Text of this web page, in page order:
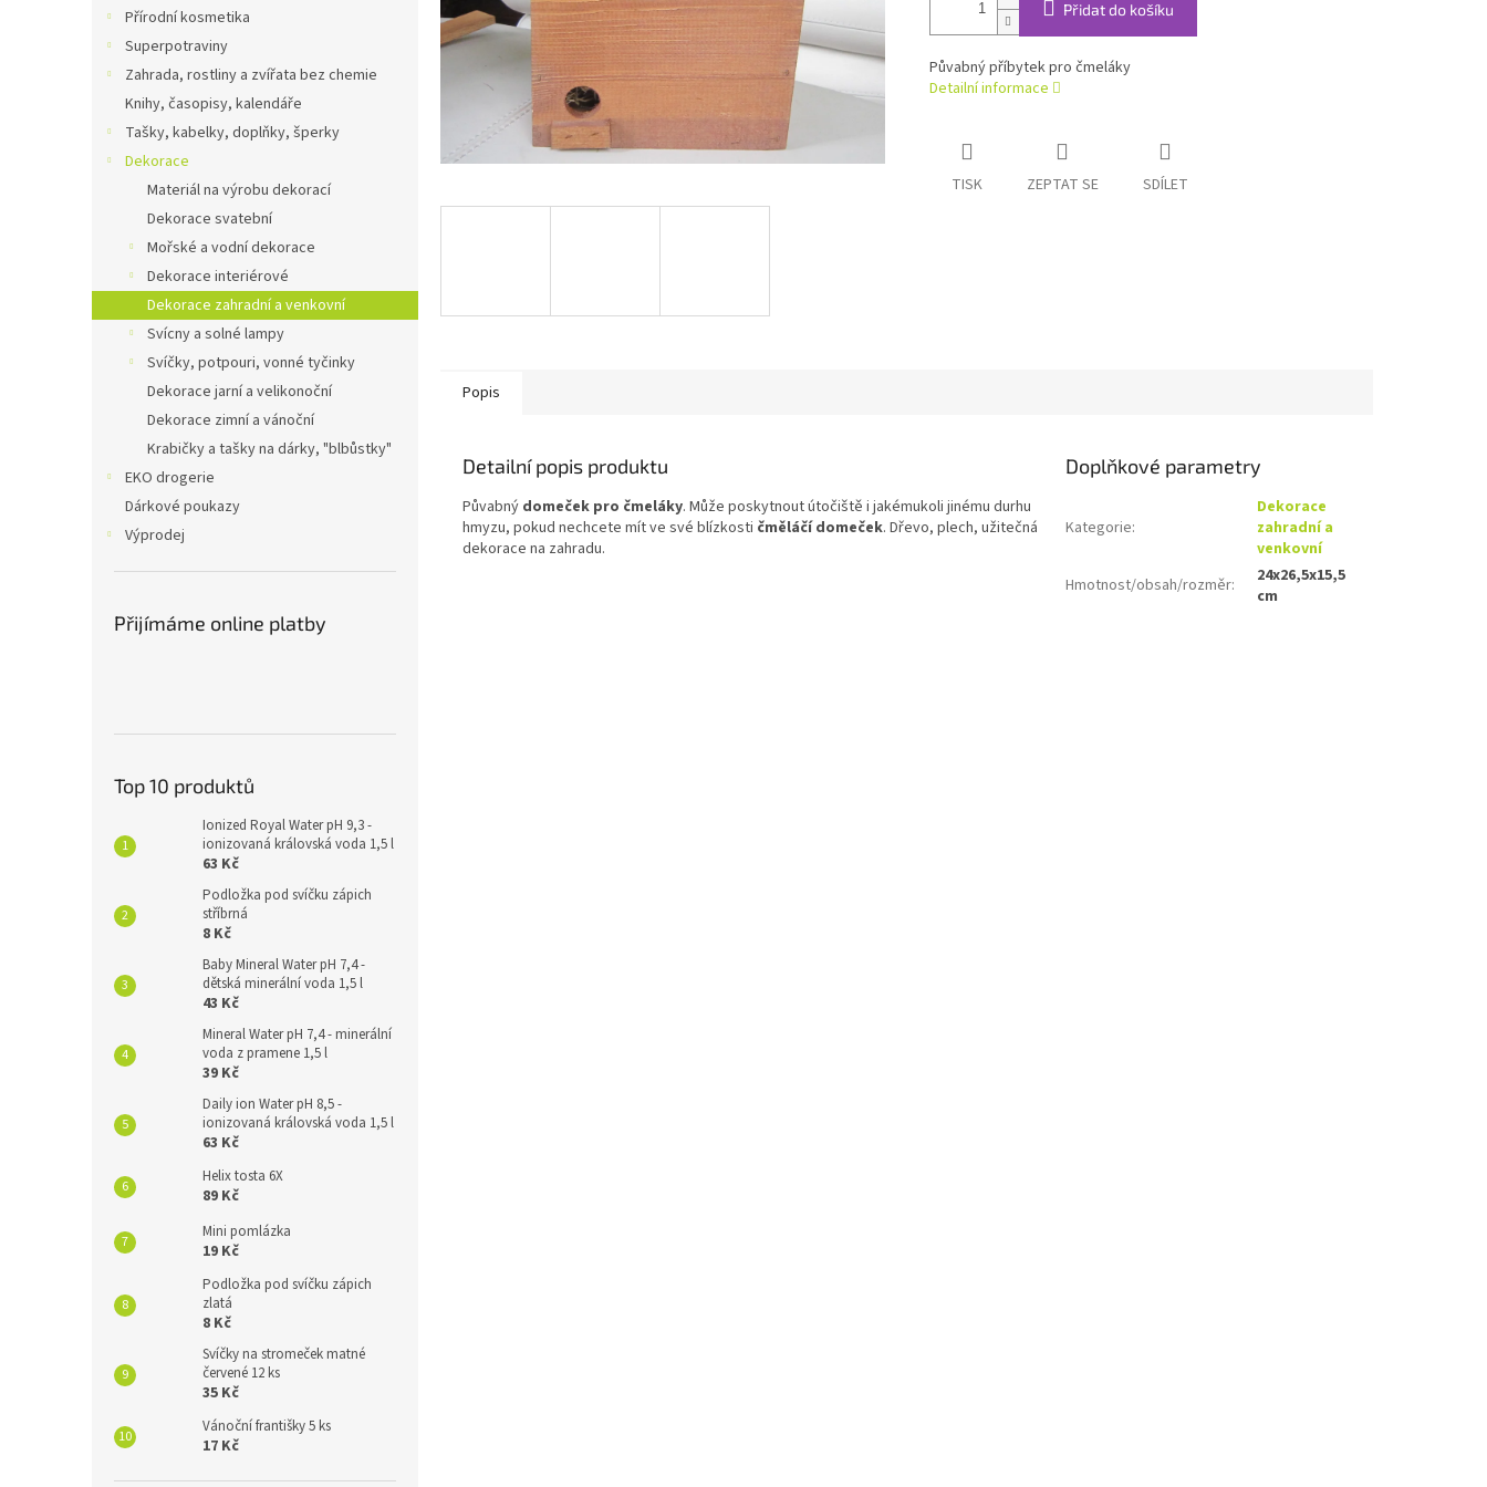
Přírodní kosmetika
Superpotraviny
Zahrada, rostliny a zvířata bez chemie
Knihy, časopisy, kalendáře
Tašky, kabelky, doplňky, šperky
Dekorace
Materiál na výrobu dekorací
Dekorace svatební
Mořské a vodní dekorace
Dekorace interiérové
Dekorace zahradní a venkovní
Svícny a solné lampy
Svíčky, potpouri, vonné tyčinky
Dekorace jarní a velikonoční
Dekorace zimní a vánoční
Krabičky a tašky na dárky, "blbůstky"
EKO drogerie
Dárkové poukazy
Výprodej
Přijímáme online platby
Top 10 produktů
Ionized Royal Water pH 9,3 -
ionizovaná královská voda 1,5 l
63 Kč
Podložka pod svíčku zápich
stříbrná
8 Kč
Baby Mineral Water pH 7,4 -
dětská minerální voda 1,5 l
43 Kč
Mineral Water pH 7,4 - minerální
voda z pramene 1,5 l
39 Kč
Daily ion Water pH 8,5 -
ionizovaná královská voda 1,5 l
63 Kč
Helix tosta 6X
89 Kč
Mini pomlázka
19 Kč
Podložka pod svíčku zápich
zlatá
8 Kč
Svíčky na stromeček matné
červené 12 ks
35 Kč
Vánoční františky 5 ks
17 Kč
Přidat do košíku
Půvabný příbytek pro čmeláky
Detailní informace
TISK ZEPTAT SE SDÍLET
Popis
Detailní popis produktu
Půvabný domeček pro čmeláky. Může poskytnout útočiště i jakémukoli jinému durhu
hmyzu, pokud nechcete mít ve své blízkosti čměláčí domeček. Dřevo, plech, užitečná
dekorace na zahradu.
Doplňkové parametry
Kategorie:
Dekorace
zahradní a
venkovní
Hmotnost/obsah/rozměr:
24x26,5x15,5
cm